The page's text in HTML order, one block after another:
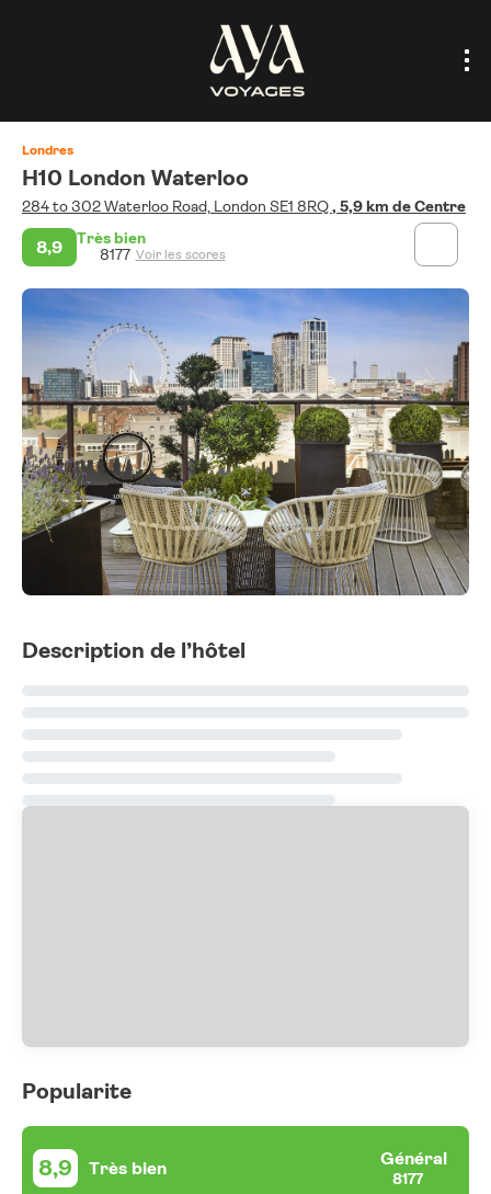
Londres
H10 London Waterloo
284 to 302 Waterloo Road, London SE1 8RQ, 5,9 km de Centre
8,9
Très bien
8177 Voir les scores
Description de l’hôtel
Popularite
8,9 Très bien Général
8177